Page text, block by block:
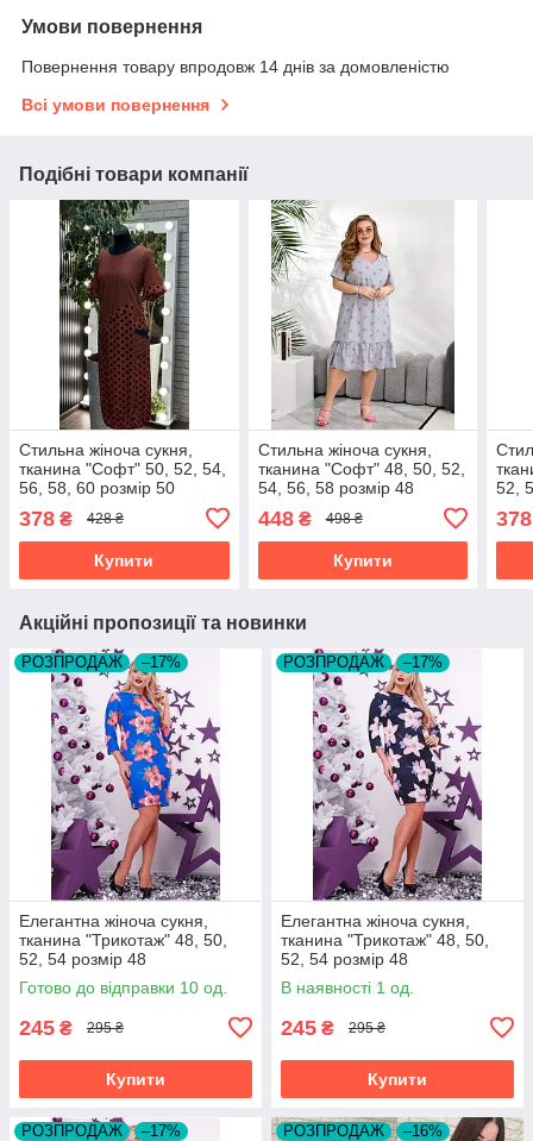
Умови повернення
Повернення товару впродовж 14 днів за домовленістю
Всі умови повернення
Подібні товари компанії
Стильна жіноча сукня,
тканина "Софт" 50, 52, 54,
56, 58, 60 розмір 50
378 ₴ 428 ₴
Купити
Стильна жіноча сукня,
тканина "Софт" 48, 50, 52,
54, 56, 58 розмір 48
448₴ 498 ₴
Купити
52,
378
Акційні пропозиції та новинки
РОЗПРОДАЖ –17%
Елегантна жіноча сукня,
тканина "Трикотаж" 48, 50,
52, 54 розмір 48
Готово до відправки 10 од.
245 ₴ 295 ₴
Купити
РОЗПРОДАЖ –17%
Елегантна жіноча сукня,
тканина "Трикотаж" 48, 50,
52, 54 розмір 48
В наявності 1 од.
245 ₴ 295 ₴
Купити
РОЗПРОДАЖ –17% РОЗПРОДАЖ –16%